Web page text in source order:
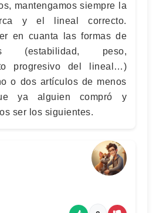
mantengamos siempre la
y el lineal correcto.
en cuanta las formas de
(estabilidad, peso,
progresivo del lineal…)
o dos artículos de menos
ya alguien compró y
ser los siguientes.